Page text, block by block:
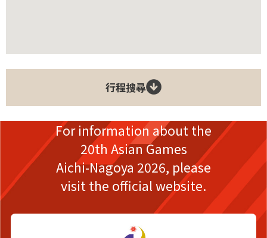
行程搜尋
For information about the
20th Asian Games
Aichi-Nagoya 2026, please
visit the official website.